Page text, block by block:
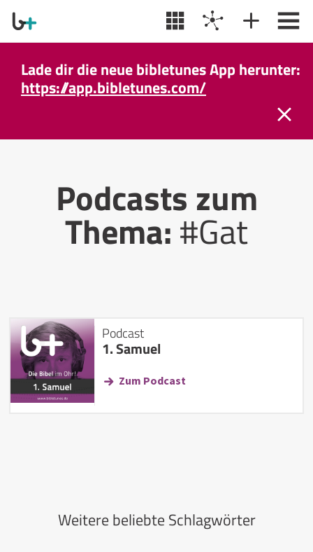
Lade dir die neue bibletunes App herunter:
https://app.bibletunes.com/
Podcasts zum
Thema:#Gat
Podcast
1. Samuel
Zum Podcast
Weitere beliebte Schlagwörter